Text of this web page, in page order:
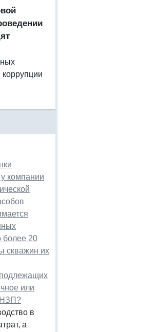
компании
более 20
скважин их
подлежащих
или
НЗП?
в
а